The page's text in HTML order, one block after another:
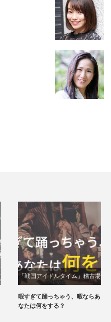
「戦国アイドルタイム」稽古場
動画
暇すぎて踊っちゃう、暇ならあ
なたは何をする？